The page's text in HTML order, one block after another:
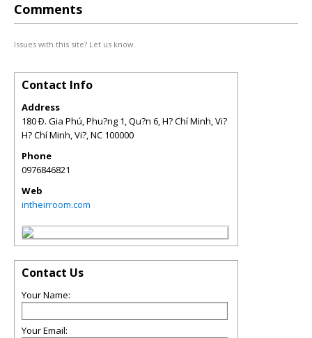
Comments
Issues with this site? Let us know.
Contact Info
Address
180 Ð. Gia Phú, Phu?ng 1, Qu?n 6, H? Chí Minh, Vi?
H? Chí Minh, Vi?,NC 100000
Phone
0976846821
Web
intheirroom.com
Contact Us
Your Name:
Your Email: